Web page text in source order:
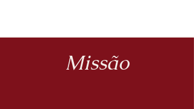
Missão